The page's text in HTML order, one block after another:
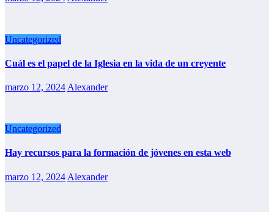
Uncategorized
Cuál es el papel de la Iglesia en la vida de un creyente
marzo 12, 2024 Alexander
Uncategorized
Hay recursos para la formación de jóvenes en esta web
marzo 12, 2024 Alexander